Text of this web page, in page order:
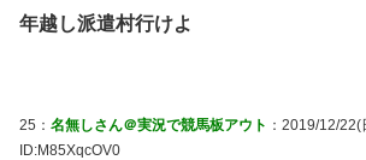
年越し派遣村行けよ
25： 名無しさん＠実況で競馬板アウト ：2019/12/
ID:M85XqcOV0